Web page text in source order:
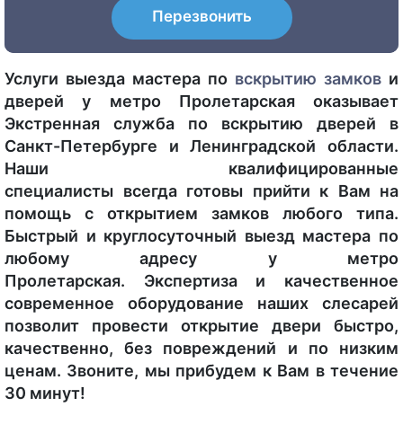
Перезвонить
Услуги выезда мастера по вскрытию замков и
дверей у метро Пролетарская оказывает
Экстренная служба по вскрытию дверей в
Санкт-Петербурге и Ленинградской области.
Наши квалифицированные
специалисты всегда готовы прийти к Вам на
помощь с открытием замков любого типа.
Быстрый и круглосуточный выезд мастера по
любому адресу у метро
Пролетарская. Экспертиза и качественное
современное оборудование наших слесарей
позволит провести открытие двери быстро,
качественно, без повреждений и по низким
ценам. Звоните, мы прибудем к Вам в течение
30 минут!